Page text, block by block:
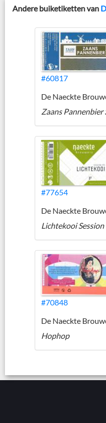
Andere buiketiketten van
#60817
De Naeckte
Zaans Pannenbier
#77654
De Naeckte
Lichtekooi Session
#70848
De Naeckte
Hophop
© 2002 - 2026 ::